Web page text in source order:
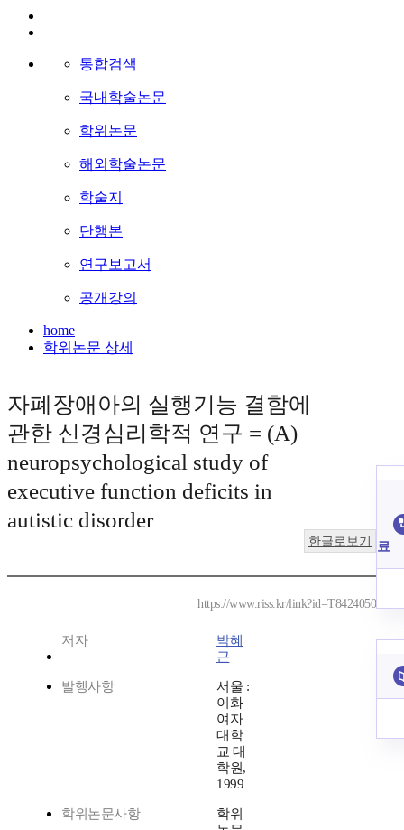
통합검색
국내학술논문
학위논문
해외학술논문
학술지
단행본
연구보고서
공개강의
home
학위논문 상세
자폐장애아의 실행기능 결함에
관한 신경심리학적 연구 = (A)
neuropsychological study of
executive function deficits in
autistic disorder
한글로보기
https://www.riss.kr/link?id=T8424050
저자
박혜
근
발행사항
서울 :
이화
여자
대학
교 대
학원,
1999
학위논문사항
학위
료